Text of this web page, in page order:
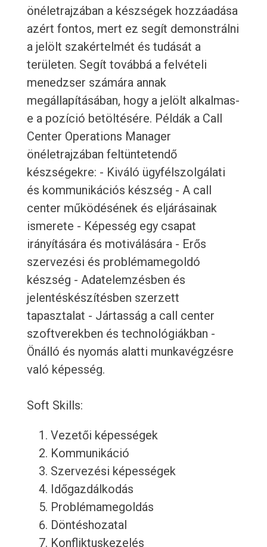
önéletrajzában a készségek hozzáadása
azért fontos, mert ez segít demonstrálni
a jelölt szakértelmét és tudását a
területen. Segít továbbá a felvételi
menedzser számára annak
megállapításában, hogy a jelölt alkalmas-
e a pozíció betöltésére. Példák a Call
Center Operations Manager
önéletrajzában feltüntetendő
készségekre: - Kiváló ügyfélszolgálati
és kommunikációs készség - A call
center működésének és eljárásainak
ismerete - Képesség egy csapat
irányítására és motiválására - Erős
szervezési és problémamegoldó
készség - Adatelemzésben és
jelentéskészítésben szerzett
tapasztalat - Jártasság a call center
szoftverekben és technológiákban -
Önálló és nyomás alatti munkavégzésre
való képesség.
Soft Skills:
Vezetői képességek
Kommunikáció
Szervezési képességek
Időgazdálkodás
Problémamegoldás
Döntéshozatal
Konfliktuskezelés